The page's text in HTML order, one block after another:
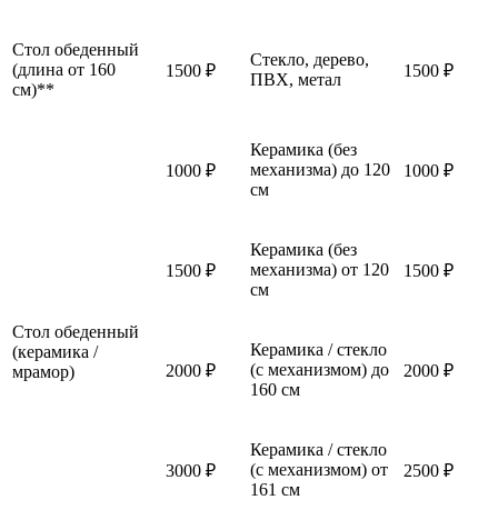
Стол обеденный
(длина от 160
см)**
1500 ₽
Стекло, дерево,
ПВХ, метал
1500 ₽
Стол обеденный
(керамика /
мрамор)
1000 ₽
Керамика (без
механизма) до 120
см
1000 ₽
1500 ₽
Керамика (без
механизма) от 120
см
1500 ₽
2000 ₽
Керамика / стекло
(с механизмом) до
160 см
2000 ₽
3000 ₽
Керамика / стекло
(с механизмом) от
161 см
2500 ₽